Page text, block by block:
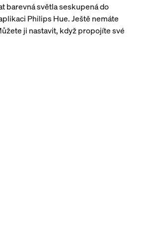
barevná světla seskupená do
Philips Hue. Ještě nemáte
ji nastavit, když propojíte své